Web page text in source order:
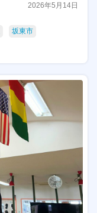
2026年5月14日
坂東市